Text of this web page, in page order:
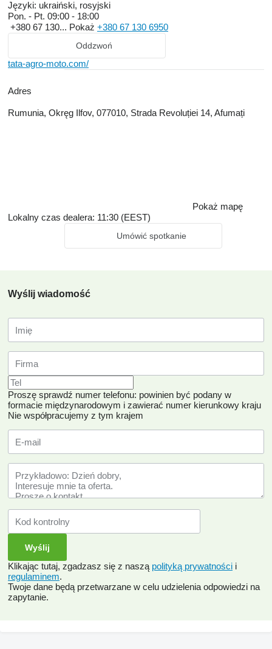
Języki: ukraiński, rosyjski
Pon. - Pt. 09:00 - 18:00
+380 67 130... Pokaż +380 67 130 6950
Oddzwoń
tata-agro-moto.com/
Adres
Rumunia, Okręg Ilfov, 077010, Strada Revoluției 14, Afumați
Pokaż mapę
Lokalny czas dealera: 11:30 (EEST)
Umówić spotkanie
Wyślij wiadomość
Proszę sprawdź numer telefonu: powinien być podany w
formacie międzynarodowym i zawierać numer kierunkowy kraju
Nie współpracujemy z tym krajem
Klikając tutaj, zgadzasz się z naszą polityką prywatności i
regulaminem.
Twoje dane będą przetwarzane w celu udzielenia odpowiedzi na
zapytanie.